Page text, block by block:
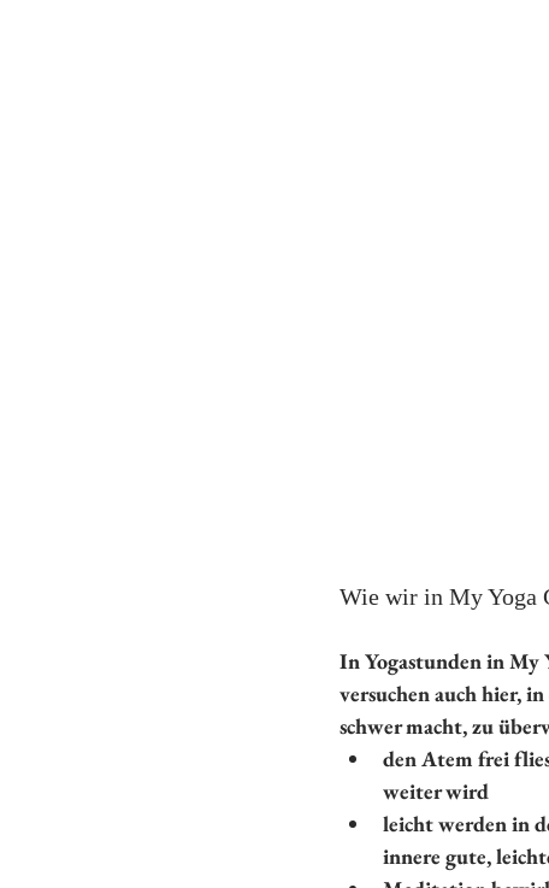
Wie wir in My Yoga
In Yogastunden in My
versuchen auch hier,
schwer macht, zu
den Atem frei
weiter wird
leicht werden in
innere gute,